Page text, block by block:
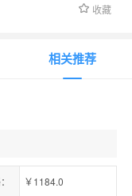
收藏
相关推荐
￥1184.0